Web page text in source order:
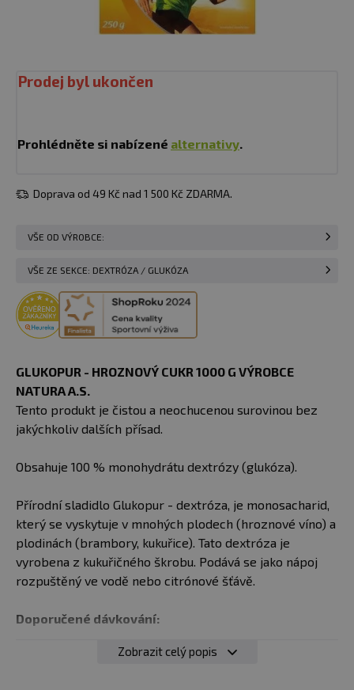
Prodej byl ukončen
Prohlédněte si nabízené alternativy.
Doprava od 49 Kč nad 1 500 Kč ZDARMA.
VŠE OD VÝROBCE:
VŠE ZE SEKCE: DEXTRÓZA / GLUKÓZA
GLUKOPUR - HROZNOVÝ CUKR 1000 G VÝROBCE
NATURA A.S.
Tento produkt je čistou a neochucenou surovinou bez
jakýchkoliv dalších přísad.
Obsahuje 100 % monohydrátu dextrózy (glukóza).
Přírodní sladidlo Glukopur - dextróza, je monosacharid,
který se vyskytuje v mnohých plodech (hroznové víno) a
plodinách (brambory, kukuřice). Tato dextróza je
vyrobena z kukuřičného škrobu. Podává se jako nápoj
rozpuštěný ve vodě nebo citrónové šťávě.
Doporučené dávkování:
není na obale uvedenoZobrazit celý popis